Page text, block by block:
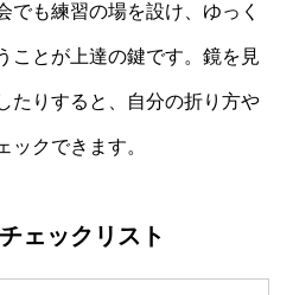
でも練習の場を設け、ゆっく
ことが上達の鍵です。鏡を見
たりすると、自分の折り方や
ックできます。
ェックリスト